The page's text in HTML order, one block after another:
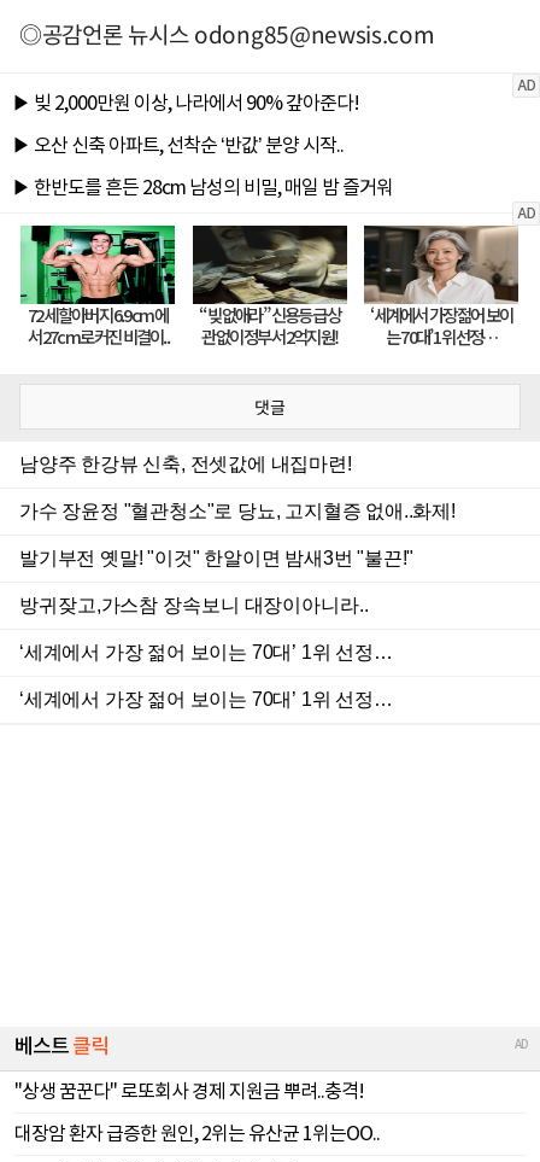
◎공감언론 뉴시스odong85@newsis.com
댓글